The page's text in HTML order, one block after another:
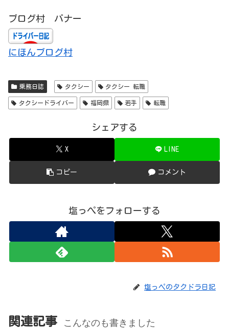
ブログ村 バナー
にほんブログ村
乗務日誌 タクシー タクシー 転職
タクシードライバー 福岡県 若手 転職
シェアする
X LINE
コピー コメント
塩っぺをフォローする
塩っペのタクドラ日記
関連記事 こんなのも書きました